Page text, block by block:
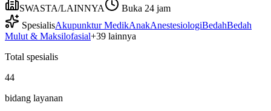
SWASTA/LAINNYA
Buka 24 jam
SpesialisAkupunktur MedikAnakAnestesiologiBedahBedah
Mulut & Maksilofasial+39 lainnya
Total spesialis
44
bidang layanan